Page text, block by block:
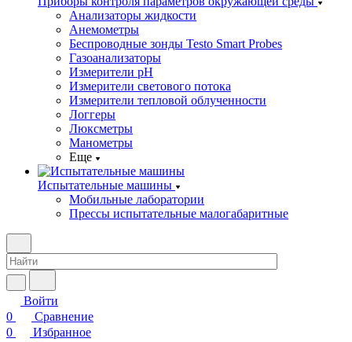
Анализаторы жидкости
Анемометры
Беспроводные зонды Testo Smart Probes
Газоанализаторы
Измерители pH
Измерители светового потока
Измерители тепловой облученности
Логгеры
Люксметры
Манометры
Еще
Испытательные машины
Мобильные лаборатории
Прессы испытательные малогабаритные
Войти
0
Сравнение
0
Избранное